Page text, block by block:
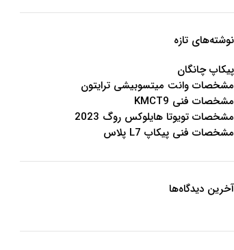
نوشته‌های تازه
پیکاپ چانگان
مشخصات وانت میتسوبیشی ترایتون
مشخصات فنی KMCT9
مشخصات تویوتا هایلوکس روگ 2023
مشخصات فنی پیکاپ L7 پلاس
آخرین دیدگاه‌ها